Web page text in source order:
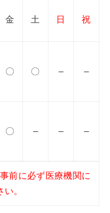
金 土 日 祝
〇 〇 – –
〇 – – –
前に必ず医療機関に
。